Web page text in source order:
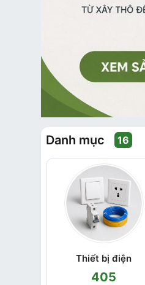
Danh mục 16
Thiết bị điện
405